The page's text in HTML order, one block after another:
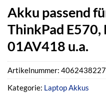
Akku passend
ThinkPad E570,
01AV418 u.a.
Artikelnummer:
Kategorie: Laptop Akkus